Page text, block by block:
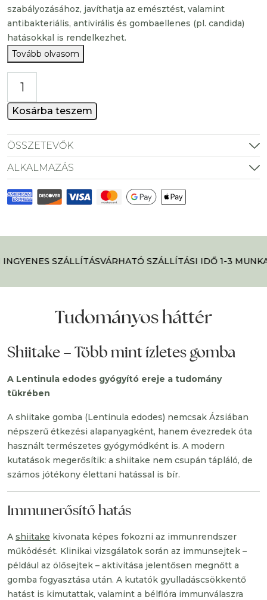
szabályozásához, javíthatja az emésztést, valamint
antibakteriális, antivirális és gombaellenes (pl. candida)
hatásokkal is rendelkezhet.
Tovább olvasom
shiitake
gomba
kivonat
mennyiség
Kosárba teszem
ÖSSZETEVŐK
ALKALMAZÁS
SZÁLLÍTÁSVÁRHATÓ SZÁLLÍTÁSI IDŐ 1-3
Tudományos háttér
Shiitake – Több mint ízletes gomba
A Lentinula edodes gyógyító ereje a tudomány
tükrében
A shiitake gomba (Lentinula edodes) nemcsak Ázsiában
népszerű étkezési alapanyagként, hanem évezredek óta
használt természetes gyógymódként is. A modern
kutatások megerősítik: a shiitake nem csupán tápláló, de
számos jótékony élettani hatással is bír.
Immunerősítő hatás
A shiitake kivonata képes fokozni az immunrendszer
működését. Klinikai vizsgálatok során az immunsejtek –
például az ölősejtek – aktivitása jelentősen megnőtt a
gomba fogyasztása után. A kutatók gyulladáscsökkentő
hatást is kimutattak, valamint a bélflóra immunválaszra